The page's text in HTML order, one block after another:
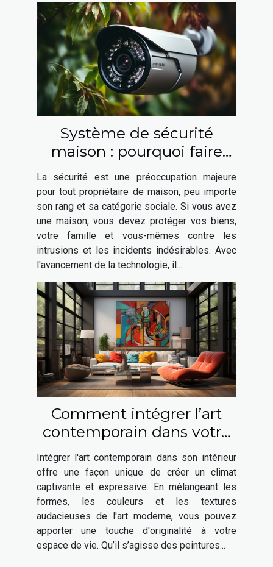
Système de sécurité
maison : pourquoi faire
appel à un expert en
sécurité ?
La sécurité est une préoccupation majeure
pour tout propriétaire de maison, peu importe
son rang et sa catégorie sociale. Si vous avez
une maison, vous devez protéger vos biens,
votre famille et vous-mêmes contre les
intrusions et les incidents indésirables. Avec
l'avancement de la technologie, il...
Comment intégrer l’art
contemporain dans votre
intérieur ?
Intégrer l'art contemporain dans son intérieur
offre une façon unique de créer un climat
captivante et expressive. En mélangeant les
formes, les couleurs et les textures
audacieuses de l'art moderne, vous pouvez
apporter une touche d'originalité à votre
espace de vie. Qu’il s’agisse des peintures...